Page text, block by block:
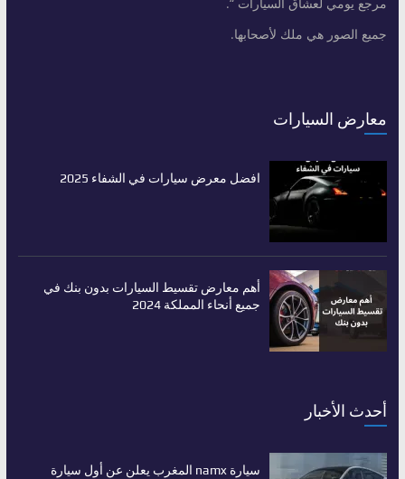
جميع الصور هي ملك لأصحابها.
معارض السيارات
افضل معرض سيارات في الشفاء 2025
أهم معارض تقسيط السيارات بدون بنك في
جميع أنحاء المملكة 2024
أحدث الأخبار
سيارة namx المغرب يعلن عن أول سيارة